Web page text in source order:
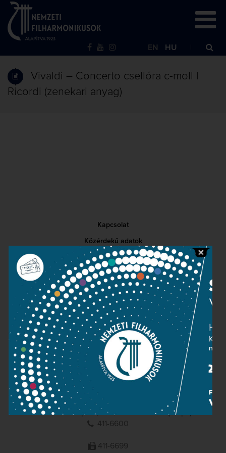
EN HU
Vivaldi – Concerto csellóra c-moll |
Ricordi (zenekari anyag)
Kapcsolat
Közérdekű adatok
Sajtószoba
Adatvédelem
Impresszum
NEMZETI
FILHARMONIKUSOK
1095 Budapest, Komor Marcell u. 1. (Müpa)
411-6600
411-6699